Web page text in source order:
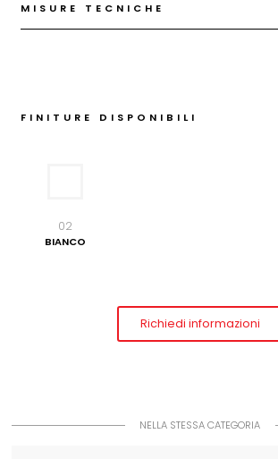
MISURE TECNICHE
FINITURE DISPONIBILI
02
BIANCO
Richiedi informazioni
NELLA STESSA CATEGORIA